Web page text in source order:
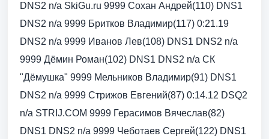
DNS2 n/a SkiGu.ru 9999 Сохан Андрей(110) DNS1
DNS2 n/a 9999 Бритков Владимир(117) 0:21.19
DNS2 n/a 9999 Иванов Лев(108) DNS1 DNS2 n/a
9999 Дёмин Роман(102) DNS1 DNS2 n/a СК
"Дёмушка" 9999 Мельников Владимир(91) DNS1
DNS2 n/a 9999 Стрижов Евгений(87) 0:14.12 DSQ2
n/a STRIJ.COM 9999 Герасимов Вячеслав(82)
DNS1 DNS2 n/a 9999 Чеботаев Сергей(122) DNS1